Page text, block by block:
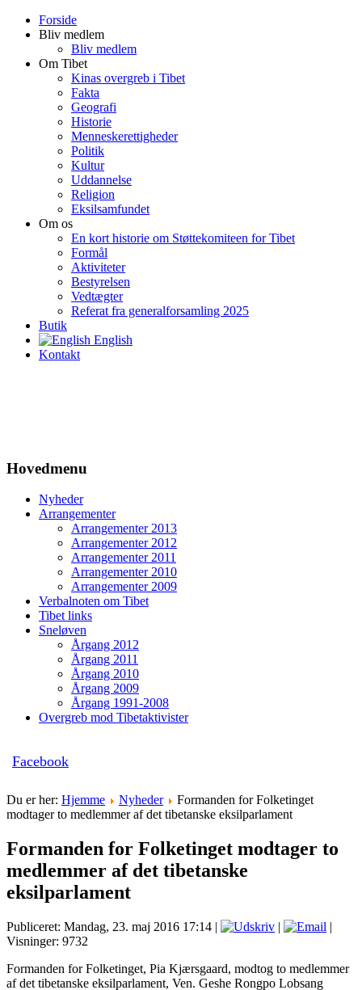
Forside
Bliv medlem
Bliv medlem
Om Tibet
Kinas overgreb i Tibet
Fakta
Geografi
Historie
Menneskerettigheder
Politik
Kultur
Uddannelse
Religion
Eksilsamfundet
Om os
En kort historie om Støttekomiteen for Tibet
Formål
Aktiviteter
Bestyrelsen
Vedtægter
Referat fra generalforsamling 2025
Butik
English
Kontakt
Hovedmenu
Nyheder
Arrangementer
Arrangementer 2013
Arrangementer 2012
Arrangementer 2011
Arrangementer 2010
Arrangementer 2009
Verbalnoten om Tibet
Tibet links
Sneløven
Årgang 2012
Årgang 2011
Årgang 2010
Årgang 2009
Årgang 1991-2008
Overgreb mod Tibetaktivister
Facebook
Du er her: Hjemme Nyheder
Formanden for Folketinget
modtager to medlemmer af det tibetanske eksilparlament
Formanden for Folketinget modtager to
medlemmer af det tibetanske
eksilparlament
Publiceret: Mandag, 23. maj 2016 17:14 | |
|
Visninger: 9732
Formanden for Folketinget, Pia Kjærsgaard, modtog to medlemmer
af det tibetanske eksilparlament, Ven. Geshe Rongpo Lobsang